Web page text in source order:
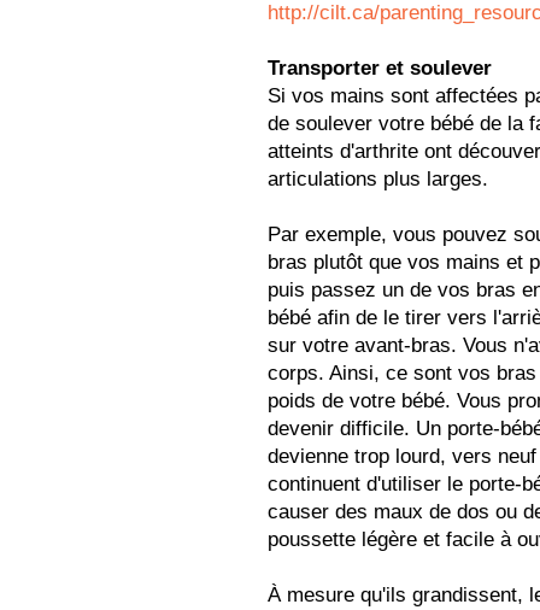
http://cilt.ca/
Transporter et soulever
Si vos mains sont affectées
de soulever votre bébé de la
atteints d'arthrite ont
articulations plus larges.
Par exemple, vous pouvez
bras plutôt que vos mains et
puis passez un de vos bras
bébé afin de le tirer vers
sur votre avant-bras. Vous
corps. Ainsi, ce sont vos
poids de votre bébé. Vous
devenir difficile. Un porte-
devienne trop lourd, vers
continuent d'utiliser le porte-
causer des maux de dos ou
poussette légère et facile à
À mesure qu'ils grandissent,